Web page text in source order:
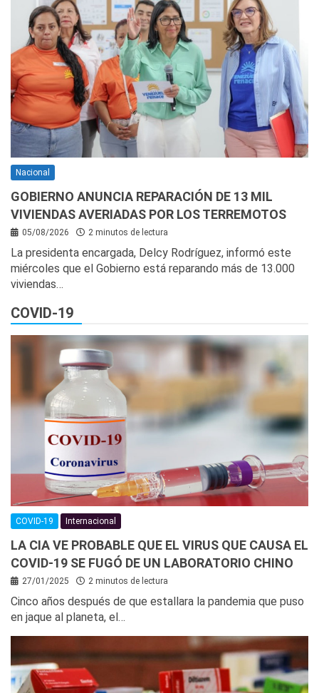
Nacional
GOBIERNO ANUNCIA REPARACIÓN DE 13 MIL
VIVIENDAS AVERIADAS POR LOS TERREMOTOS
05/08/2026 2 minutos de lectura
La presidenta encargada, Delcy Rodríguez, informó este
miércoles que el Gobierno está reparando más de 13.000
viviendas…
COVID-19
COVID-19 Internacional
LA CIA VE PROBABLE QUE EL VIRUS QUE CAUSA EL
COVID-19 SE FUGÓ DE UN LABORATORIO CHINO
27/01/2025 2 minutos de lectura
Cinco años después de que estallara la pandemia que puso
en jaque al planeta, el…